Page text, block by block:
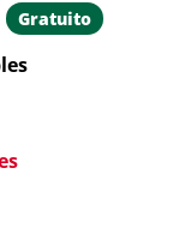
Gratuito